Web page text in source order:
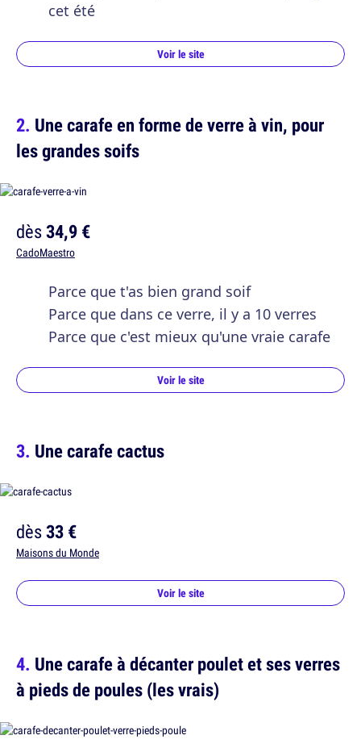
cet été
Voir le site
Une carafe en forme de verre à vin, pour
les grandes soifs
dès34,9 €
CadoMaestro
Parce que t'as bien grand soif
Parce que dans ce verre, il y a 10 verres
Parce que c'est mieux qu'une vraie carafe
Voir le site
Une carafe cactus
dès33 €
Maisons du Monde
Voir le site
Une carafe à décanter poulet et ses verres
à pieds de poules (les vrais)